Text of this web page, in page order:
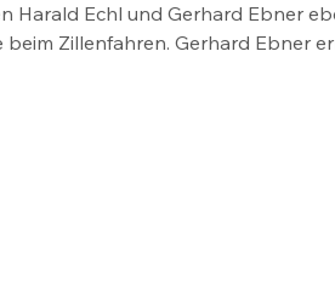
Harald Echl und Gerhard Ebner
Zillenfahren. Gerhard Ebner